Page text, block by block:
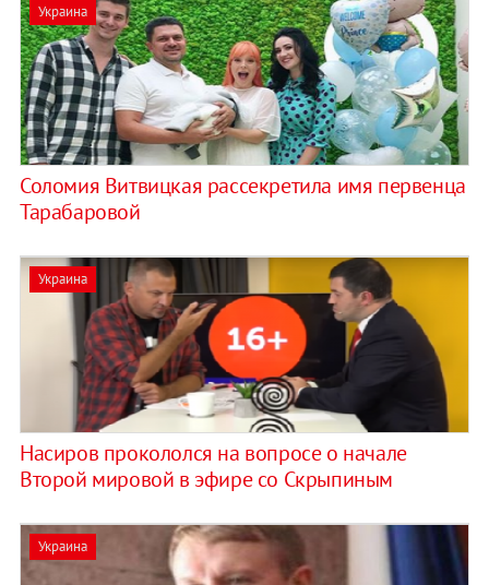
Украина
Соломия Витвицкая рассекретила имя первенца
Тарабаровой
Украина
Насиров прокололся на вопросе о начале
Второй мировой в эфире со Скрыпиным
Украина